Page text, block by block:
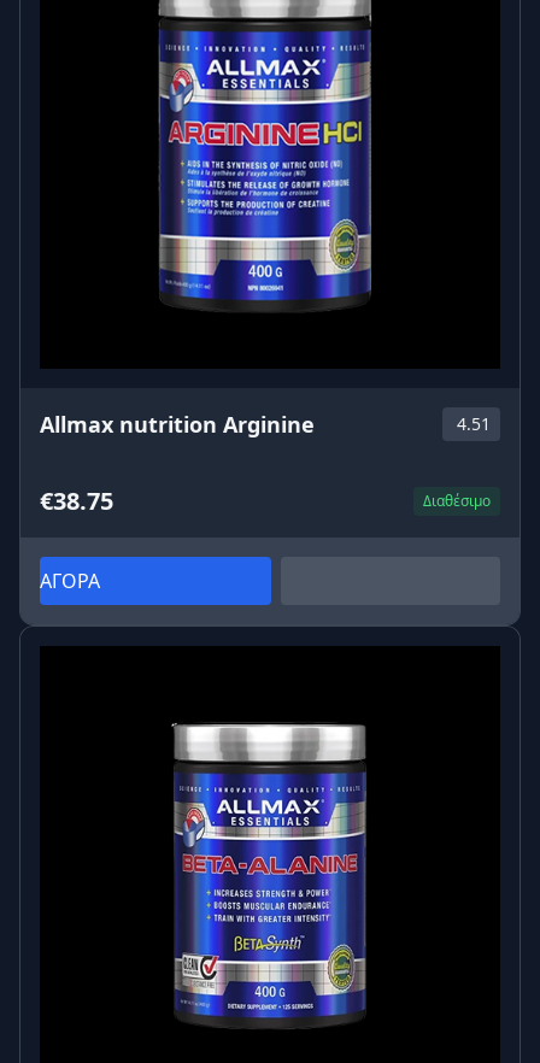
Allmax nutrition Arginine 4.51
€38.75 Διαθέσιμο
ΑΓΟΡΑ